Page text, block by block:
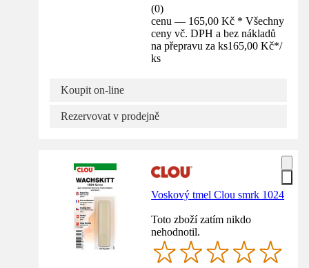
(0)
cenu — 165,00 Kč * Všechny
ceny vč. DPH a bez nákladů
na přepravu za ks165,00 Kč*/
ks
Koupit on-line
Rezervovat v prodejně
Voskový tmel Clou smrk 1024
Toto zboží zatím nikdo
nehodnotil.